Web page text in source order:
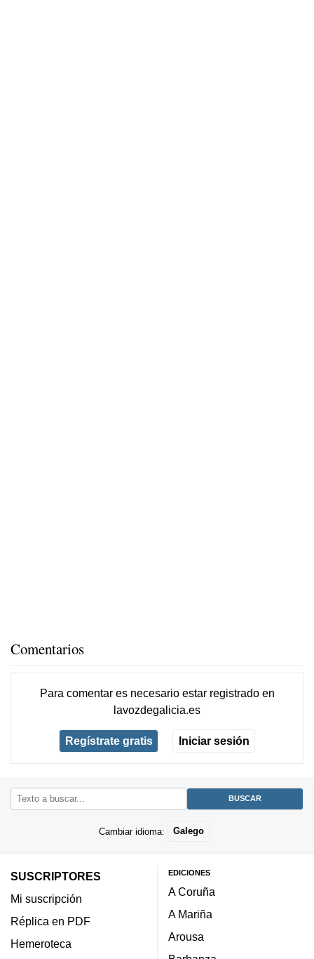
Comentarios
Para comentar es necesario estar registradoen
lavozdegalicia.es
Regístrate gratis Iniciar sesión
Cambiar idioma: Galego
SUSCRIPTORES
Mi suscripción
Réplica en PDF
Hemeroteca
EDICIONES
A Coruña
A Mariña
Arousa